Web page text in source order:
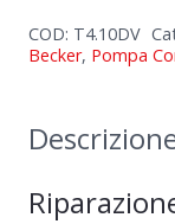
4.10
COD: T4.10DV
Becker, Pompa